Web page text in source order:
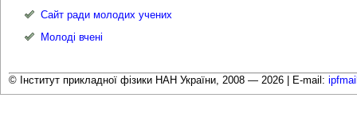
Сайт ради молодих учених
Молоді вчені
© Інститут прикладної фізики НАН України, 2008 — 2026 | E-mail: